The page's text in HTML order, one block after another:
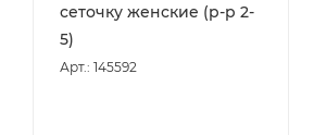
сеточку женские (р-р 2-
5)
Арт.: 145592